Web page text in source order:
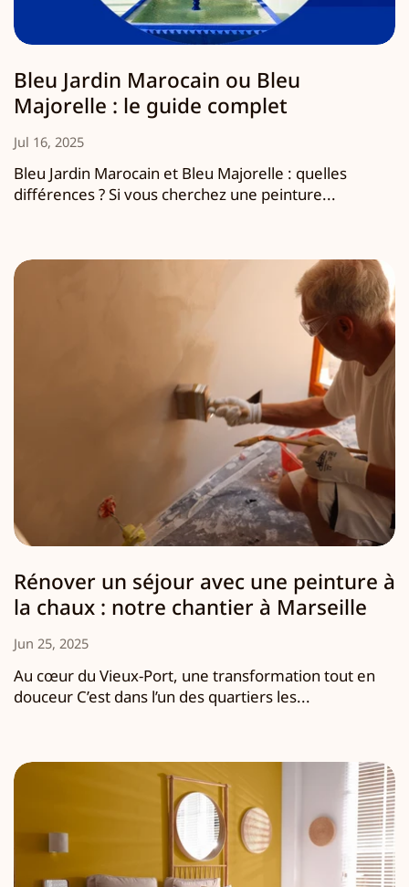
Bleu Jardin Marocain ou Bleu
Majorelle : le guide complet
Jul 16, 2025
Bleu Jardin Marocain et Bleu Majorelle : quelles
différences ? Si vous cherchez une peinture...
Rénover un séjour avec une peinture à
la chaux : notre chantier à Marseille
Jun 25, 2025
Au cœur du Vieux-Port, une transformation tout en
douceur C’est dans l’un des quartiers les...